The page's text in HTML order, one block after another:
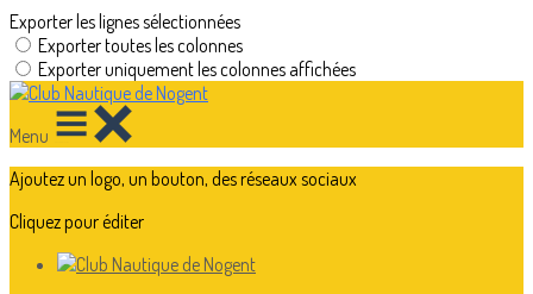
Exporter les lignes sélectionnées
Exporter toutes les colonnes
Exporter uniquement les colonnes affichées
Menu
Ajoutez un logo, un bouton, des réseaux sociaux
Cliquez pour éditer